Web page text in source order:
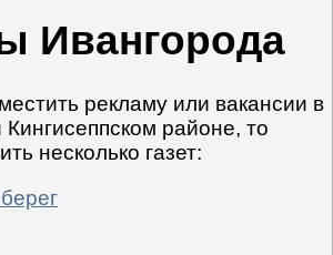
Ивангорода
рекламу или вакансии в
районе, то
несколько газет: